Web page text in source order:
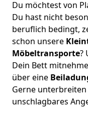
Du möchtest von
Du hast nicht
beruflich bedingt,
schon unsere
Möbeltransporte?
Dein Bett
über eine
Gerne
unschlagbares